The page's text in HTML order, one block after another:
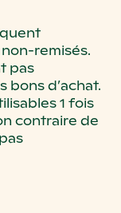
remisés.
pas
bons d’achat.
1 fois
contraire de